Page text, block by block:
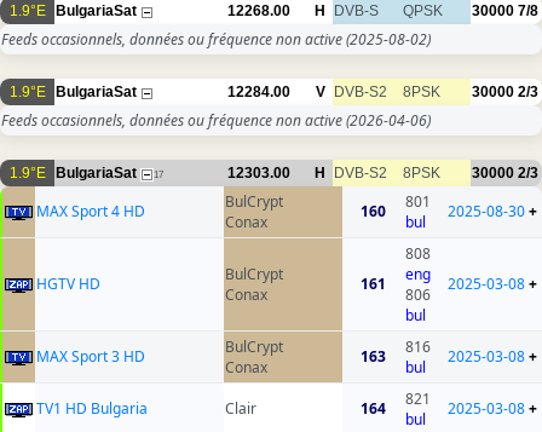
1.9°E BulgariaSat 12268.00 H DVB-S QPSK 30000 7/8
Feeds occasionnels, données ou fréquence non active(2025-08-02)
1.9°E BulgariaSat 12284.00 V DVB-S2 8PSK 30000 2/3
Feeds occasionnels, données ou fréquence non active(2026-04-06)
1.9°E BulgariaSat 17 12303.00 H DVB-S2 8PSK 30000 2/3
MAX Sport 4 HD
BulCrypt
Conax
160
801
bul
2025-08-30+
HGTV HD
BulCrypt
Conax
161
808
eng
806
bul
2025-03-08+
MAX Sport 3 HD
BulCrypt
Conax
163
816
bul
2025-03-08+
TV1 HD Bulgaria Clair 164
821
bul
2025-03-08+